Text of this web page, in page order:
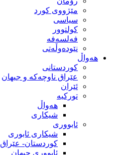
مێژووى کورد
سیاسى
کولتوور
فەلسەفە
نێودەوڵەتی
هەواڵ
کوردستانی
عێراق ناوچەکە و جیهان
ئێران
تورکیە
هەواڵ
شیکاری
ئابووری
شیکاری ئابوری
کوردستان- عێراق
ئابووری جیهان